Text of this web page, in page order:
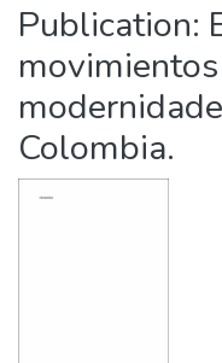
Publication:
Colombia.